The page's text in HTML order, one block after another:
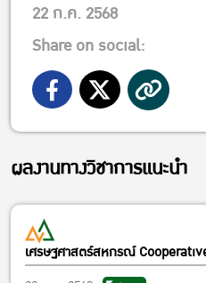
22 ก.ค. 2568
Share on social:
ผลงานทางวิชาการแนะนำ
เศรษฐศาสตร์สหกรณ์